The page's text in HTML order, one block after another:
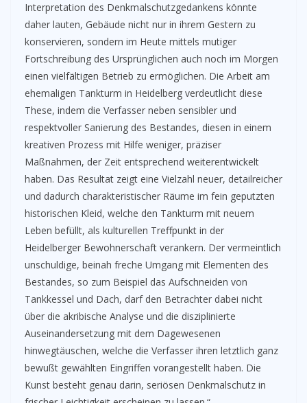
Interpretation des Denkmalschutzgedankens könnte
daher lauten, Gebäude nicht nur in ihrem Gestern zu
konservieren, sondern im Heute mittels mutiger
Fortschreibung des Ursprünglichen auch noch im Morgen
einen vielfältigen Betrieb zu ermöglichen. Die Arbeit am
ehemaligen Tankturm in Heidelberg verdeutlicht diese
These, indem die Verfasser neben sensibler und
respektvoller Sanierung des Bestandes, diesen in einem
kreativen Prozess mit Hilfe weniger, präziser
Maßnahmen, der Zeit entsprechend weiterentwickelt
haben. Das Resultat zeigt eine Vielzahl neuer, detailreicher
und dadurch charakteristischer Räume im fein geputzten
historischen Kleid, welche den Tankturm mit neuem
Leben befüllt, als kulturellen Treffpunkt in der
Heidelberger Bewohnerschaft verankern. Der vermeintlich
unschuldige, beinah freche Umgang mit Elementen des
Bestandes, so zum Beispiel das Aufschneiden von
Tankkessel und Dach, darf den Betrachter dabei nicht
über die akribische Analyse und die disziplinierte
Auseinandersetzung mit dem Dagewesenen
hinwegtäuschen, welche die Verfasser ihren letztlich ganz
bewußt gewählten Eingriffen vorangestellt haben. Die
Kunst besteht genau darin, seriösen Denkmalschutz in